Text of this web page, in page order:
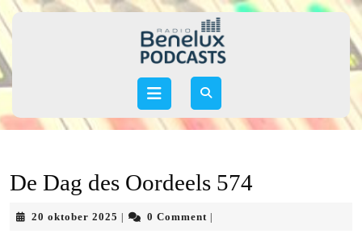
Skip
to
Open
De Dag des Oordeels 574
20 oktober 2025 20
0 Comment